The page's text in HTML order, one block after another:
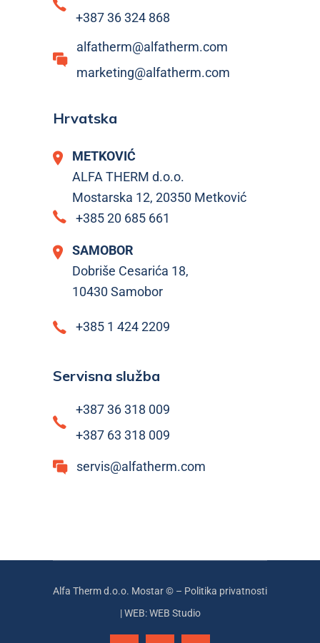
+387 36 324 868
alfatherm@alfatherm.com
marketing@alfatherm.com
Hrvatska
METKOVIĆ
ALFA THERM d.o.o.
Mostarska 12, 20350 Metković
+385 20 685 661
SAMOBOR
Dobriše Cesarića 18,
10430 Samobor
+385 1 424 2209
Servisna služba
+387 36 318 009
+387 63 318 009
servis@alfatherm.com
Alfa Therm d.o.o. Mostar © – Politika privatnosti
|WEB: WEB Studio